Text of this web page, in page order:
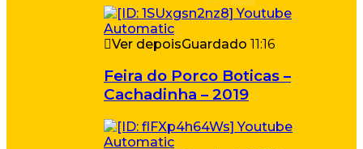
Ver depoisGuardado 11:16
Feira do Porco Boticas –
Cachadinha – 2019